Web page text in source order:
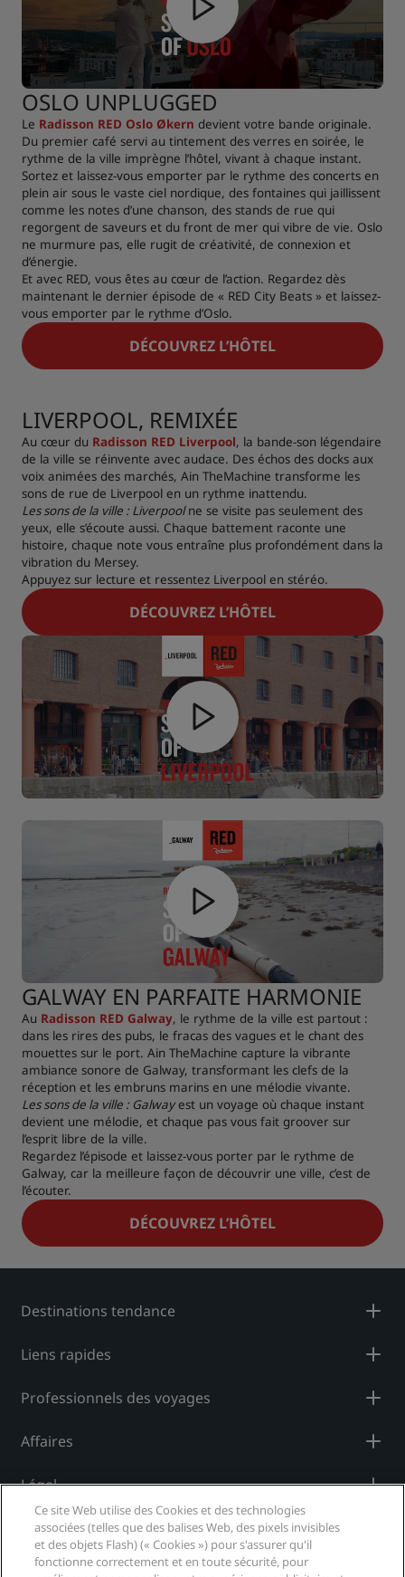
OSLO UNPLUGGED
Le Radisson RED Oslo Økern devient votre bande originale.
Du premier café servi au tintement des verres en soirée, le
rythme de la ville imprègne l’hôtel, vivant à chaque instant.
Sortez et laissez-vous emporter par le rythme des concerts en
plein air sous le vaste ciel nordique, des fontaines qui jaillissent
comme les notes d’une chanson, des stands de rue qui
regorgent de saveurs et du front de mer qui vibre de vie. Oslo
ne murmure pas, elle rugit de créativité, de connexion et
d’énergie.
Et avec RED, vous êtes au cœur de l’action. Regardez dès
maintenant le dernier épisode de « RED City Beats » et laissez-
vous emporter par le rythme d’Oslo.
DÉCOUVREZ L’HÔTEL
LIVERPOOL, REMIXÉE
Au cœur du Radisson RED Liverpool, la bande-son légendaire
de la ville se réinvente avec audace. Des échos des docks aux
voix animées des marchés, Ain TheMachine transforme les
sons de rue de Liverpool en un rythme inattendu.
Les sons de la ville : Liverpoolne se visite pas seulement des
yeux, elle s’écoute aussi. Chaque battement raconte une
histoire, chaque note vous entraîne plus profondément dans la
vibration du Mersey.
Appuyez sur lecture et ressentez Liverpool en stéréo.
DÉCOUVREZ L’HÔTEL
GALWAY EN PARFAITE HARMONIE
Au Radisson RED Galway, le rythme de la ville est partout :
dans les rires des pubs, le fracas des vagues et le chant des
mouettes sur le port. Ain TheMachine capture la vibrante
ambiance sonore de Galway, transformant les clefs de la
réception et les embruns marins en une mélodie vivante.
Les sons de la ville : Galwayest un voyage où chaque instant
devient une mélodie, et chaque pas vous fait groover sur
l’esprit libre de la ville.
Regardez l’épisode et laissez-vous porter par le rythme de
Galway, car la meilleure façon de découvrir une ville, c’est de
l’écouter.
DÉCOUVREZ L’HÔTEL
Destinations tendance
Liens rapides
Professionnels des voyages
Affaires
Légal
Aide
Ce site Web utilise des Cookies et des technologies
associées (telles que des balises Web, des pixels invisibles
et des objets Flash) (« Cookies ») pour s'assurer qu'il
fonctionne correctement et en toute sécurité, pour